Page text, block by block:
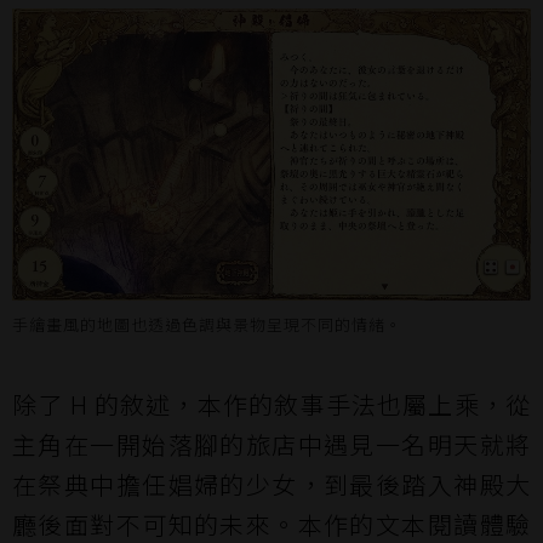
除了 H 的敘述，本作的敘事手法也屬上乘，從
主角在一開始落腳的旅店中遇見一名明天就將
在祭典中擔任娼婦的少女，到最後踏入神殿大
廳後面對不可知的未來。本作的文本閱讀體驗